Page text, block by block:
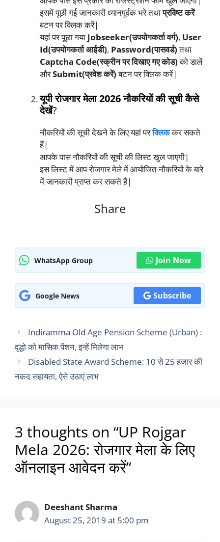
इसमें पूछी गई जानकारी ध्यानपूर्वक भरे तथाप्रविष्ट करें
बटन पर क्लिक करें|
यहां पर पूछा गया Jobseeker(उपयोगकर्ता वर्ग), User
Id(उपयोगकर्ता आईडी), Password(पासवर्ड)तथा
Captcha Code(स्क्रीन पर दिखाए गए कोड)को डालें
औरSubmit(प्रवेश करें)बटन पर क्लिक करें|
यूपी रोजगार मेला 2026 नौकरियों की सूची कैसे
देखें?
नौकरियों की सूची देखने के लिए यहां परक्लिककर सकते
हैं|
आपके पास नौकरियों की सूची की लिस्ट खुल जाएगी|
इस लिस्ट में आप रोजगार मेले में आयोजित नौकरियों के बारे
में जानकारी प्राप्त कर सकते हैं|
Share
WhatsApp Group Join Now
Google News Subscribe
Indiramma Old Age Pension Scheme (Urban) :
वृद्धो को मासिक पेंशन, इन्हें मिलेगा लाभ
Disabled State Award Scheme: 10 से 25 हजार की
नकद सहायता, ऐसे उठाएं लाभ
3 thoughts on “UP Rojgar
Mela 2026: रोजगार मेला के लिए
ऑनलाइन आवेदन करें”
Deeshant Sharma
August 25, 2019 at 5:00 pm